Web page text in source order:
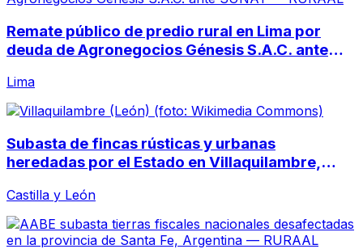
Remate público de predio rural en Lima por
deuda de Agronegocios Génesis S.A.C. ante
Lima
Subasta de fincas rústicas y urbanas
heredadas por el Estado en Villaquilambre,
Castilla y León